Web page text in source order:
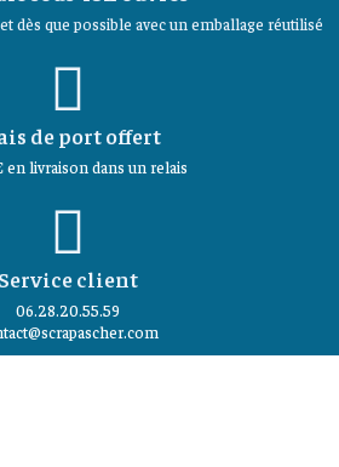
dès que possible avec un emballage réutilisé
de port offert
en livraison dans un relais
Service client
06.28.20.55.59